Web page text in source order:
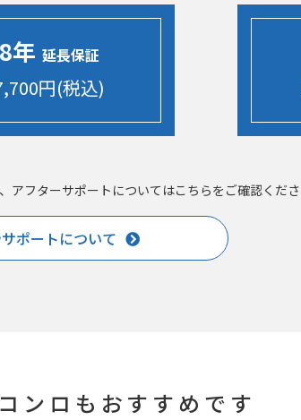
8年 延長保証
円(税込)
フターサポートについてはこちらをご確認くださ
ポートについて
ンロもおすすめです